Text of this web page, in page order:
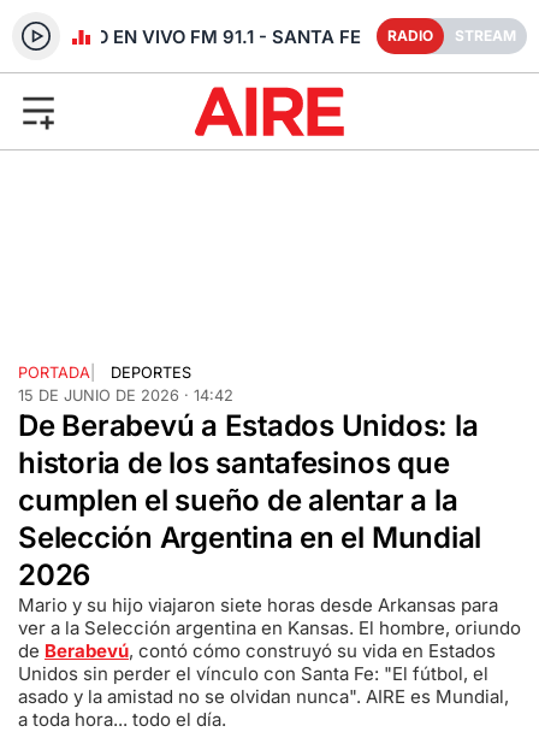
RADIO EN VIVO FM 91.1 - SANTA FE RADIO STREAM
PORTADA
DEPORTES
15 DE JUNIO DE 2026 · 14:42
De Berabevú a Estados Unidos: la
historia de los santafesinos que
cumplen el sueño de alentar a la
Selección Argentina en el Mundial
2026
Mario y su hijo viajaron siete horas desde Arkansas para
ver a la Selección argentina en Kansas. El hombre, oriundo
de Berabevú, contó cómo construyó su vida en Estados
Unidos sin perder el vínculo con Santa Fe: "El fútbol, el
asado y la amistad no se olvidan nunca". AIRE es Mundial,
a toda hora... todo el día.